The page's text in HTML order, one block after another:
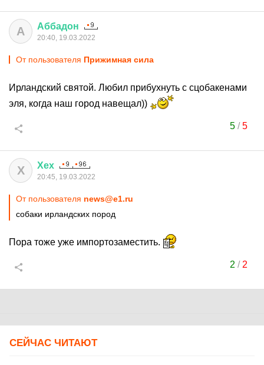
А Аббадон
20:40, 19.03.2022
От пользователя Прижимная сила
Ирландский святой. Любил прибухнуть с сцобакенами
эля, когда наш город навещал))
5/5
Х Хех
20:45, 19.03.2022
От пользователя news@e1.ru
cобаки ирландских пород
Пора тоже уже импортозаместить.
2 / 2
СЕЙЧАС ЧИТАЮТ